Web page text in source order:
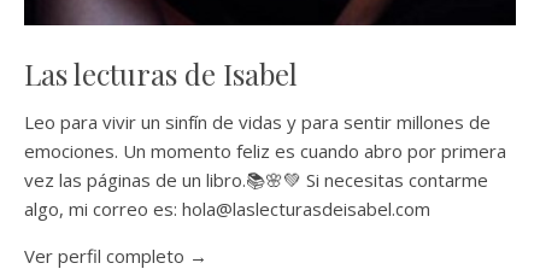
Las lecturas de Isabel
Leo para vivir un sinfín de vidas y para sentir millones de
emociones. Un momento feliz es cuando abro por primera
vez las páginas de un libro.📚🌸💚 Si necesitas contarme
algo, mi correo es: hola@laslecturasdeisabel.com
Ver perfil completo →